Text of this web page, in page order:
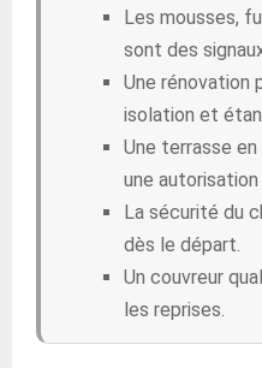
Les mousses,
sont des
Une rénovation
isolation et
Une terrasse
une autorisation
La sécurité du
dès le départ.
Un couvreur
les reprises.